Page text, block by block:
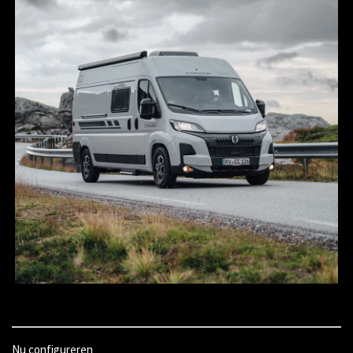
Nu configureren